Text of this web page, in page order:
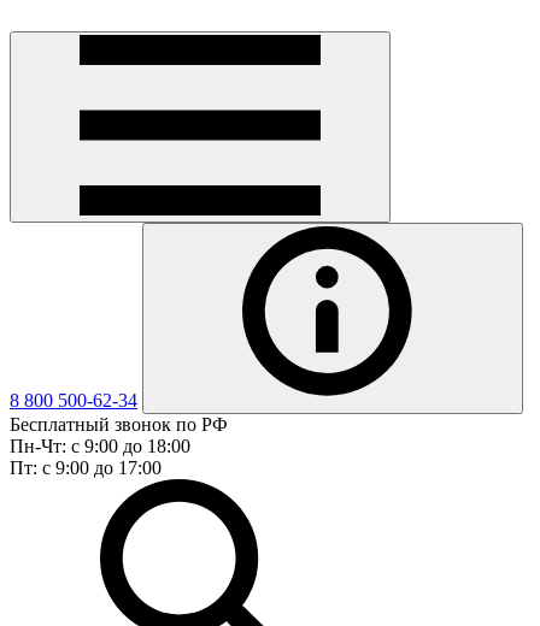
8 800 500-62-34
Бесплатный звонок по РФ
Пн-Чт: с 9:00 до 18:00
Пт: с 9:00 до 17:00